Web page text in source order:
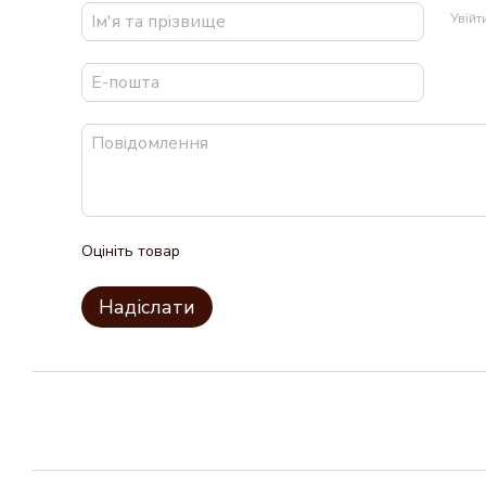
Оцініть товар
Надіслати